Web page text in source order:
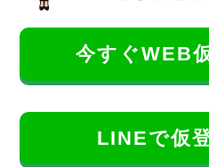
今すぐWEB
LINEで仮